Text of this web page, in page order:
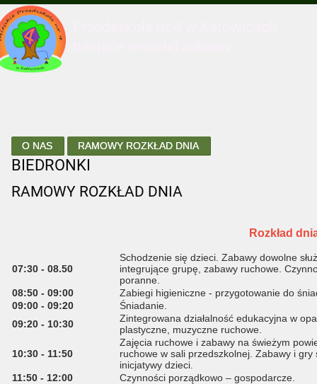
O NAS RAMOWY ROZKŁAD DNIA
BIEDRONKI
RAMOWY ROZKŁAD DNIA
Rozkład
07:30 - 08.50
Schodzenie się dzieci. Zabawy dowolne
integrujące grupę, zabawy ruchowe.
poranne.
08:50 - 09:00
Zabiegi higieniczne - przygotowanie do
09:00 - 09:20
Śniadanie.
09:20 - 10:30
Zintegrowana działalność edukacyjna w
plastyczne, muzyczne ruchowe.
10:30 - 11:50
Zajęcia ruchowe i zabawy na świeżym
ruchowe w sali przedszkolnej. Zabawy i
inicjatywy dzieci.
11:50 - 12:00
Czynności porządkowo – gospodarcze.